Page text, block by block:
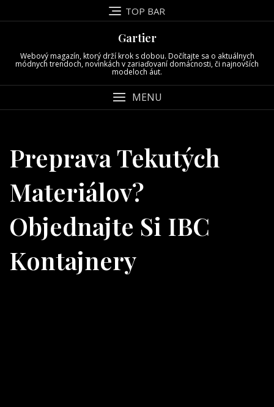
to
TOP BAR
Gartier
Webový magazín, ktorý drží krok s dobou. Dočítajte sa o aktuálnych
módnych trendoch, novinkách v zariaďovaní domácnosti, či najnovších
modeloch áut.
MENU
Preprava Tekutých
Materiálov?
Objednajte Si IBC
Kontajnery